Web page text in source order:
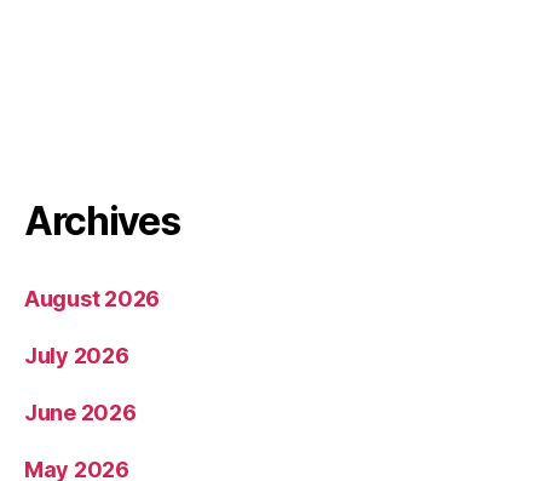
Archives
August 2026
July 2026
June 2026
May 2026